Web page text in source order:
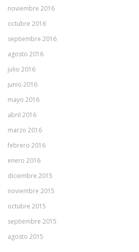
noviembre 2016
octubre 2016
septiembre 2016
agosto 2016
julio 2016
junio 2016
mayo 2016
abril 2016
marzo 2016
febrero 2016
enero 2016
diciembre 2015
noviembre 2015
octubre 2015
septiembre 2015
agosto 2015